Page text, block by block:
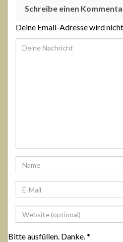
Schreibe einen
Deine Email-Adresse wird
Bitte ausfüllen. Danke.*